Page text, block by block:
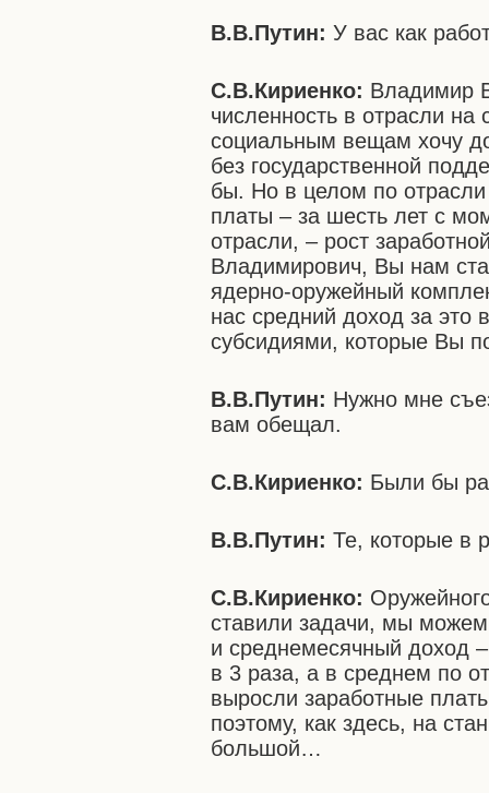
В.В.Путин: У вас как
С.В.Кириенко: Владимир
численность в отрасли
социальным вещам хочу
без государственной
бы. Но в целом по отрасли
платы – за шесть лет с
отрасли, – рост
Владимирович, Вы нам
ядерно-оружейный
нас средний доход за это
субсидиями, которые Вы
В.В.Путин: Нужно мне
вам обещал.
С.В.Кириенко: Были бы
В.В.Путин: Те, которые в
С.В.Кириенко:
ставили задачи, мы
и среднемесячный доход
в 3 раза, а в среднем по
выросли заработные
поэтому, как здесь, на
большой…